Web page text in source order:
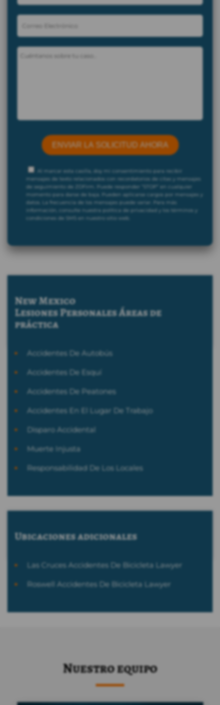
Al marcar esta casilla, doy mi consentimiento para recibir
mensajes de texto relacionados con recordatorios de citas y mensajes
de seguimiento de ZDFirm. Puede responder “STOP” en cualquier
momento para darse de baja. Pueden aplicarse cargos por mensajes y
datos. La frecuencia de los mensajes puede variar. Para más
información, consulte nuestra política de privacidad y los términos y
condiciones de SMS en nuestro sitio web.
New Mexico
Lesiones PersonalesÁreas de
práctica
Accidentes De Autobús
Accidentes De Esquí
Accidentes De Peatones
Accidentes En El Lugar De Trabajo
Disparo Accidental
Muerte Injusta
Responsabilidad De Los Locales
Ubicaciones adicionales
Las Cruces Accidentes De Bicicleta Lawyer
Roswell Accidentes De Bicicleta Lawyer
Nuestro equipo